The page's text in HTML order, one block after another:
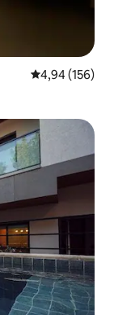
Gemiddelde
4,94 (156)